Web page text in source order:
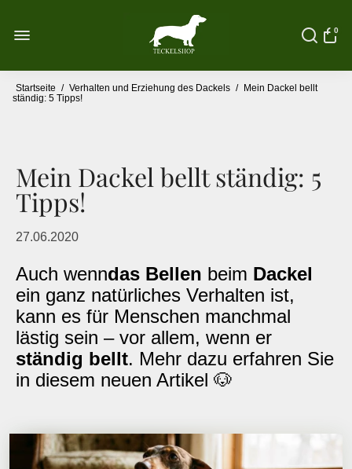
0
Startseite / Verhalten und Erziehung des Dackels / Mein Dackel bellt
ständig: 5 Tipps!
Mein Dackel bellt ständig: 5
Tipps!
27.06.2020
Auch wenndas Bellen beim Dackel
ein ganz natürliches Verhalten ist,
kann es für Menschen manchmal
lästig sein – vor allem, wenn er
ständig bellt. Mehr dazu erfahren Sie
in diesem neuen Artikel 🐶